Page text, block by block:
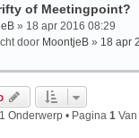
of Meetingpoint?
» 18 apr 2016 08:29
door MoontjeB » 18 apr
1 Onderwerp • Pagina 1 Van